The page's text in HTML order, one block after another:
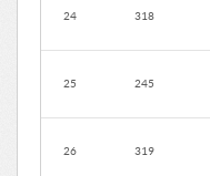
24 318
25 245
26 319